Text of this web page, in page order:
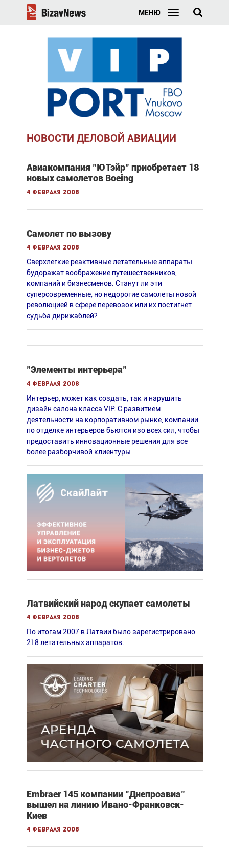
МЕНЮ
НОВОСТИ ДЕЛОВОЙ АВИАЦИИ
Авиакомпания "ЮТэйр" приобретает 18
новых самолетов Boeing
4 февраля 2008
Самолет по вызову
4 февраля 2008
Сверхлегкие реактивные летательные аппараты
будоражат воображение путешественников,
компаний и бизнесменов. Станут ли эти
суперсовременные, но недорогие самолеты новой
революцией в сфере перевозок или их постигнет
судьба дирижаблей?
"Элементы интерьера"
4 февраля 2008
Интерьер, может как создать, так и нарушить
дизайн салона класса VIP. С развитием
деятельности на корпоративном рынке, компании
по отделке интерьеров бьются изо всех сил, чтобы
предоставить инновационные решения для все
более разборчивой клиентуры
Латвийский народ скупает самолеты
4 февраля 2008
По итогам 2007 в Латвии было зарегистрировано
218 летательных аппаратов.
Embraer 145 компании "Днепроавиа"
вышел на линию Ивано-Франковск-
Киев
4 февраля 2008